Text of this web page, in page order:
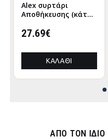
Alex συρτάρι
Αποθήκευσης (κάτω
120x63εκ Λευκό-
27.69€
ΚΑΛΆΘΙ
ΑΠΌ ΤΟΝ